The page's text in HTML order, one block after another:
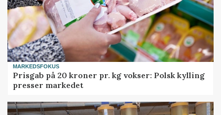
MARKEDSFOKUS
Prisgab på 20 kroner pr. kg vokser: Polsk kylling
presser markedet